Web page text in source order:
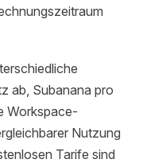
ab, Subanana pro
Workspace-
Nutzung
Tarife sind